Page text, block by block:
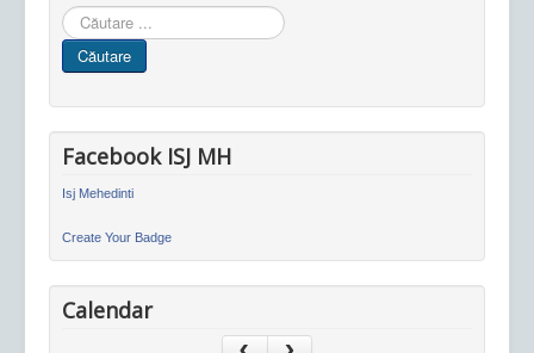
Cauta
in
site
Căutare
Facebook ISJ MH
Isj Mehedinti
Create Your Badge
Calendar